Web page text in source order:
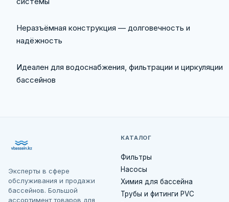
Неразъёмная конструкция — долговечность и
надёжность
Идеален для водоснабжения, фильтрации и циркуляции
бассейнов
Эксперты в сфере
обслуживания и продажи
бассейнов. Большой
ассортимент товаров для
КАТАЛОГ
Фильтры
Насосы
Химия для бассейна
Трубы и фитинги PVC